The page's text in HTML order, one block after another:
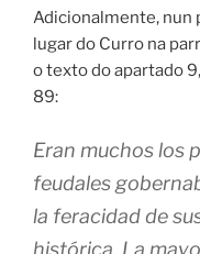
Adicionalmente, nun
lugar do Curro na
o texto do apartado
89:
Eran muchos los
feudales
la feracidad de
histórica. La